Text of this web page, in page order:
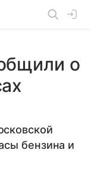
о
бензина и